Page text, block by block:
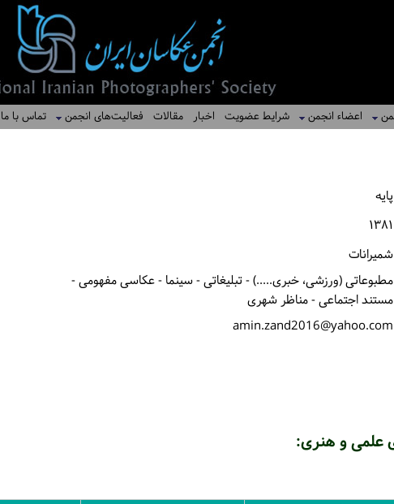
اعضاء انجمن شرایط عضویت اخبار مقالات فعالیت‌های انجمن تماس با ما
پایه
۱۳۸۱
شمیرانات
مطبوعاتی (ورزشی، خبری.....) - تبلیغاتی - سینما - عکاسی مفهومی -
مستند اجتماعی - مناظر شهری
amin.zand2016@yahoo.com
علمی و هنری: